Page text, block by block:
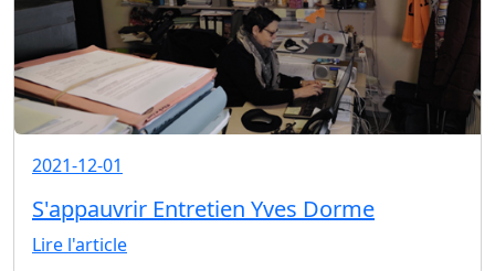
2021-12-01
S'appauvrir Entretien Yves Dorme
Lire l'article